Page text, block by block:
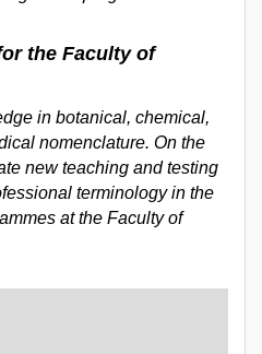
the Faculty of
in botanical, chemical,
nomenclature. On the
new teaching and testing
terminology in the
at the Faculty of